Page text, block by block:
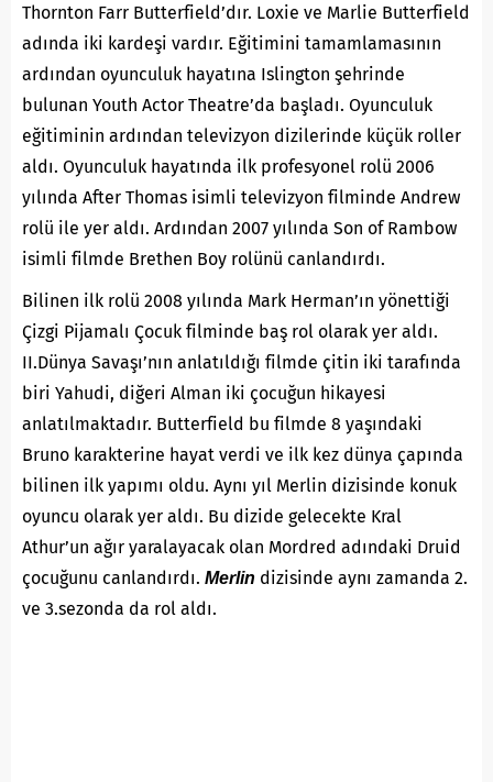
Thornton Farr Butterfield’dır. Loxie ve Marlie Butterfield
adında iki kardeşi vardır. Eğitimini tamamlamasının
ardından oyunculuk hayatına Islington şehrinde
bulunan Youth Actor Theatre’da başladı. Oyunculuk
eğitiminin ardından televizyon dizilerinde küçük roller
aldı. Oyunculuk hayatında ilk profesyonel rolü 2006
yılında After Thomas isimli televizyon filminde Andrew
rolü ile yer aldı. Ardından 2007 yılında Son of Rambow
isimli filmde Brethen Boy rolünü canlandırdı.
Bilinen ilk rolü 2008 yılında Mark Herman’ın yönettiği
Çizgi Pijamalı Çocuk filminde baş rol olarak yer aldı.
II.Dünya Savaşı’nın anlatıldığı filmde çitin iki tarafında
biri Yahudi, diğeri Alman iki çocuğun hikayesi
anlatılmaktadır. Butterfield bu filmde 8 yaşındaki
Bruno karakterine hayat verdi ve ilk kez dünya çapında
bilinen ilk yapımı oldu. Aynı yıl Merlin dizisinde konuk
oyuncu olarak yer aldı. Bu dizide gelecekte Kral
Athur’un ağır yaralayacak olan Mordred adındaki Druid
çocuğunu canlandırdı. Merlin dizisinde aynı zamanda 2.
ve 3.sezonda da rol aldı.